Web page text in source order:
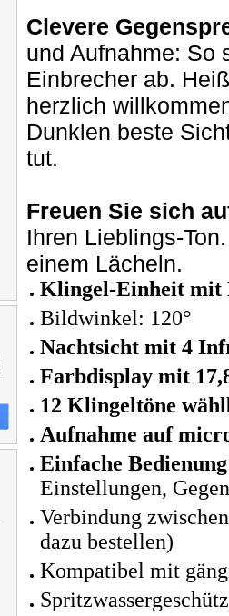
Clevere
und Aufnahme: So
Einbrecher ab.
herzlich
Dunklen beste
tut.
Freuen Sie sich
Ihren Lieblings-
einem Lächeln.
Klingel-Einheit mit
Bildwinkel: 120°
Nachtsicht mit 4
Farbdisplay mit
12 Klingeltöne
Aufnahme auf
Einfache
Einstellungen,
Verbindung
dazu bestellen)
Kompatibel mit